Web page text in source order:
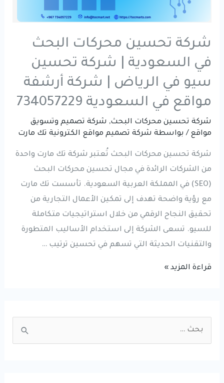
شركة تحسين محركات البحث
في السعودية | شركة تحسين
سيو في الرياض | شركة أرشفة
مواقع في السعودية 734057229
شركة تحسين محركات البحث, شركة تصميم وتسويق
مواقع / بواسطة شركة تصميم مواقع الكترونية تك مارت
شركة تحسين محركات البحث تُعتبر شركة تك مارت واحدة
من الشركات الرائدة في مجال تحسين محركات البحث
(SEO) في المملكة العربية السعودية. تأسست تك مارت
مع رؤية واضحة تهدف إلى تمكين الأعمال التجارية من
تحقيق النجاح الرقمي من خلال استراتيجيات متكاملة
للسيو. تسعى الشركة إلى استخدام الأساليب المتطورة
والتقنيات الحديثة التي تسهم في تحسين ترتيب …
شركة
في
السعودية
قراءة المزيد »